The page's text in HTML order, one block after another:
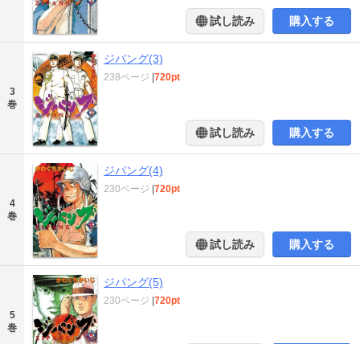
試し読み 購入する
3
巻
ジパング(3)
238ページ 720pt
試し読み 購入する
4
巻
ジパング(4)
230ページ 720pt
試し読み 購入する
5
巻
ジパング(5)
230ページ 720pt